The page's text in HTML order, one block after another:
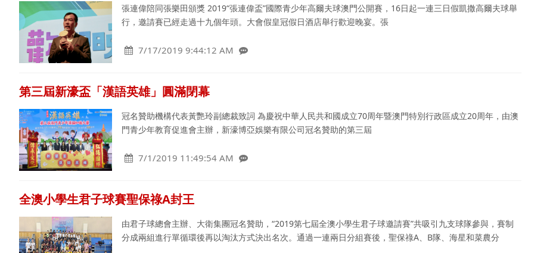
張連偉陪同張樂田頒獎 2019“張連偉盃”國際青少年高爾夫球澳門公開賽，16日起一連三日假凱撒高爾夫球舉
行，邀請賽已經走過十九個年頭。大會假皇冠假日酒店舉行歡迎晚宴。張
7/17/2019 9:44:12 AM
第三屆新濠盃「漢語英雄」圓滿閉幕
冠名贊助機構代表黃艷玲副總裁致詞 為慶祝中華人民共和國成立70周年暨澳門特別行政區成立20周年，由澳
門青少年教育促進會主辦，新濠博亞娛樂有限公司冠名贊助的第三屆
7/1/2019 11:49:54 AM
全澳小學生君子球賽聖保祿A封王
由君子球總會主辦、大衛集團冠名贊助，“2019第七屆全澳小學生君子球邀請賽”共吸引九支球隊參與，賽制
分成兩組進行單循環後再以淘汰方式決出名次。通過一連兩日分組賽後，聖保祿A、B隊、海星和菜農分